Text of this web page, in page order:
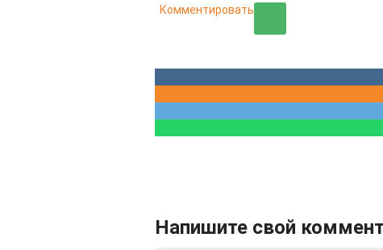
Комментировать
Напишите свой